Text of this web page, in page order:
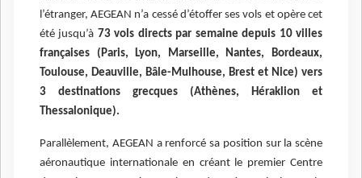
l’étranger, AEGEAN n’a cessé d’étoffer ses vols et opère cet
été jusqu’à 73 vols directs par semaine depuis 10 villes
françaises (Paris, Lyon, Marseille, Nantes, Bordeaux,
Toulouse, Deauville, Bâle-Mulhouse, Brest et Nice) vers
3 destinations grecques (Athènes, Héraklion et
Thessalonique).
Parallèlement, AEGEAN a renforcé sa position sur la scène
aéronautique internationale en créant le premier Centre